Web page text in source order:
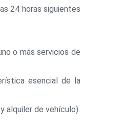
24 horas siguientes
o más servicios de
esencial de la
alquiler de vehículo).